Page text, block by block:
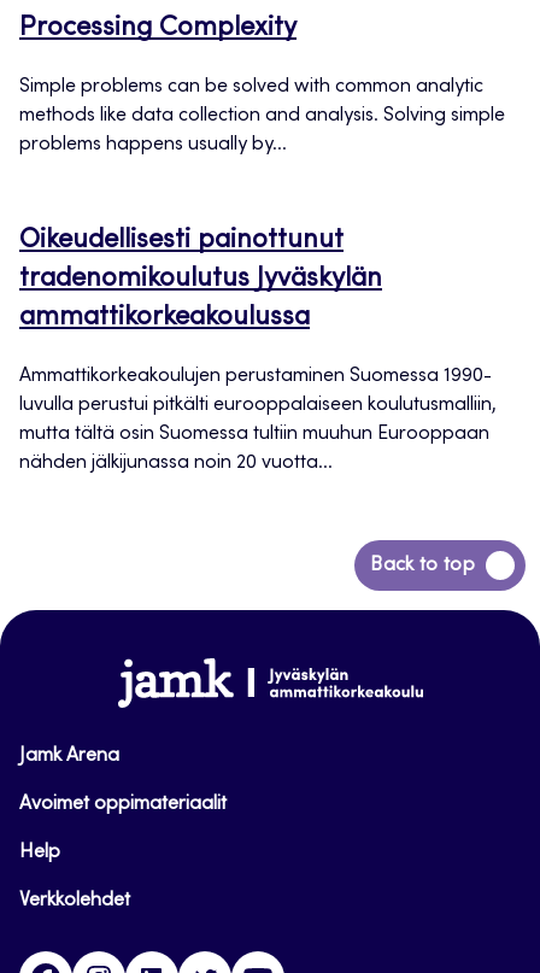
Processing Complexity
Simple problems can be solved with common analytic
methods like data collection and analysis. Solving simple
problems happens usually by...
Oikeudellisesti painottunut
tradenomikoulutus Jyväskylän
ammattikorkeakoulussa
Ammattikorkeakoulujen perustaminen Suomessa 1990-
luvulla perustui pitkälti eurooppalaiseen koulutusmalliin,
mutta tältä osin Suomessa tultiin muuhun Eurooppaan
nähden jälkijunassa noin 20 vuotta...
Back to top
Back
to
www.jamk.fi
Jamk Arena
Avoimet oppimateriaalit
Help
Verkkolehdet
FacebookInstagramLinkedinTwitter